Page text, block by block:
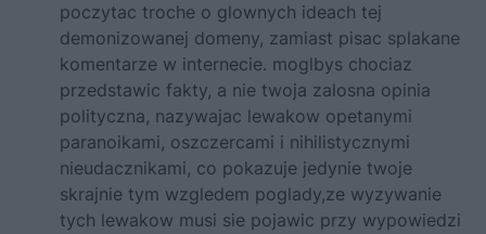
poczytac troche o glownych ideach tej
demonizowanej domeny, zamiast pisac splakane
komentarze w internecie. moglbys chociaz
przedstawic fakty, a nie twoja zalosna opinia
polityczna, nazywajac lewakow opetanymi
paranoikami, oszczercami i nihilistycznymi
nieudacznikami, co pokazuje jedynie twoje
skrajnie tym wzgledem poglady,ze wyzywanie
tych lewakow musi sie pojawic przy wypowiedzi